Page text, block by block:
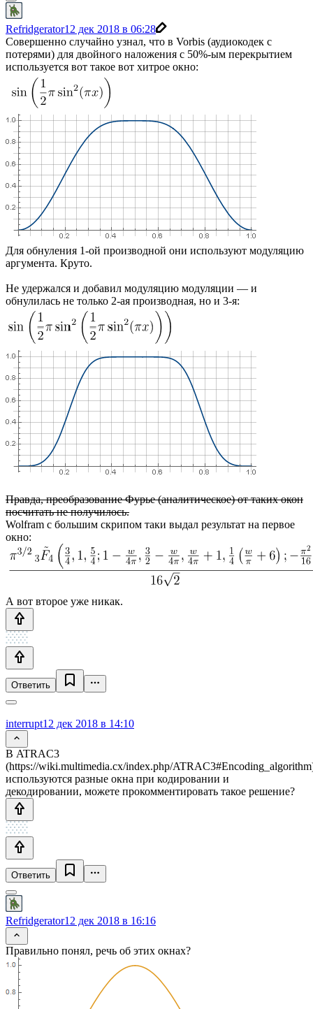
Refridgerator12 дек 2018 в 06:28
Совершенно случайно узнал, что в Vorbis (аудиокодек с
потерями) для двойного наложения с 50%-ым перекрытием
используется вот такое вот хитрое окно:
Для обнуления 1-ой производной они используют модуляцию
аргумента. Круто.
Не удержался и добавил модуляцию модуляции — и
обнулилась не только 2-ая производная, но и 3-я:
Правда, преобразование Фурье (аналитическое) от таких окон
посчитать не получилось.
Wolfram с большим скрипом таки выдал результат на первое
окно:
А вот второе уже никак.
Ответить
interrupt12 дек 2018 в 14:10
В ATRAC3
(https://wiki.multimedia.cx/index.php/
используются разные окна при кодировании и
декодировании, можете прокомментировать такое решение?
Ответить
Refridgerator12 дек 2018 в 16:16
Правильно понял, речь об этих окнах?